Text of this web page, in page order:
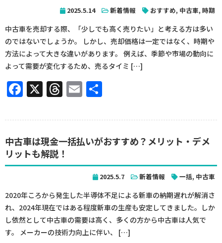
2025.5.14 新着情報 おすすめ, 中古車, 時期
中古車を売却する際、「少しでも高く売りたい」と考える方は多い
のではないでしょうか。 しかし、売却価格は一定ではなく、時期や
方法によって大きな違いがあります。 例えば、季節や市場の動向に
よって需要が変化するため、売るタイミ […]
Facebook
X Threads
Email
中古車は現金一括払いがおすすめ？メリット・デメ
リットも解説！
2025.5.7 新着情報 一括, 中古車
2020年ころから発生した半導体不足による新車の納期遅れが解消さ
れ、2024年現在ではある程度新車の生産も安定してきました。しか
し依然として中古車の需要は高く、多くの方から中古車は人気で
す。 メーカーの技術力向上に伴い、 […]